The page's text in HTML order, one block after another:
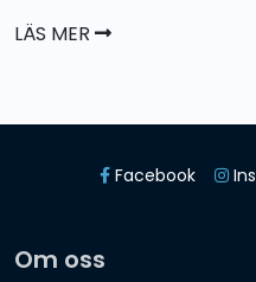
LÄS MER
Facebook
Om oss